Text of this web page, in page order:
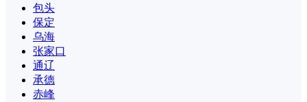
包头
保定
乌海
张家口
通辽
承德
赤峰